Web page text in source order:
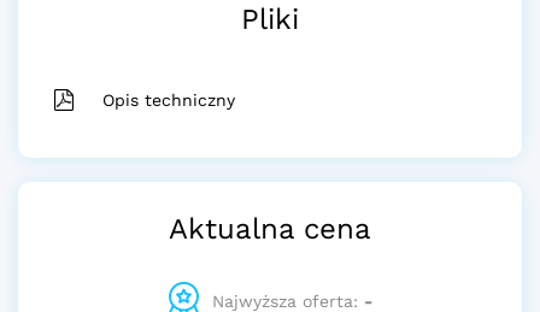
Pliki
Opis techniczny
Aktualna cena
Najwyższa oferta: -